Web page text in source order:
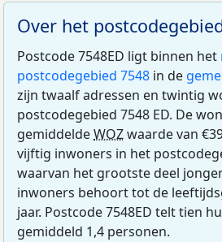
Over het
Postcode 7548ED ligt binnen het
postcodegebied 7548 in de
zijn twaalf adressen en twintig
postcodegebied 7548 ED. De
gemiddeldeWOZwaarde van
vijftig inwoners in het
waarvan het grootste deel
inwoners behoort tot de
jaar. Postcode 7548ED telt tien
gemiddeld 1,4 personen.